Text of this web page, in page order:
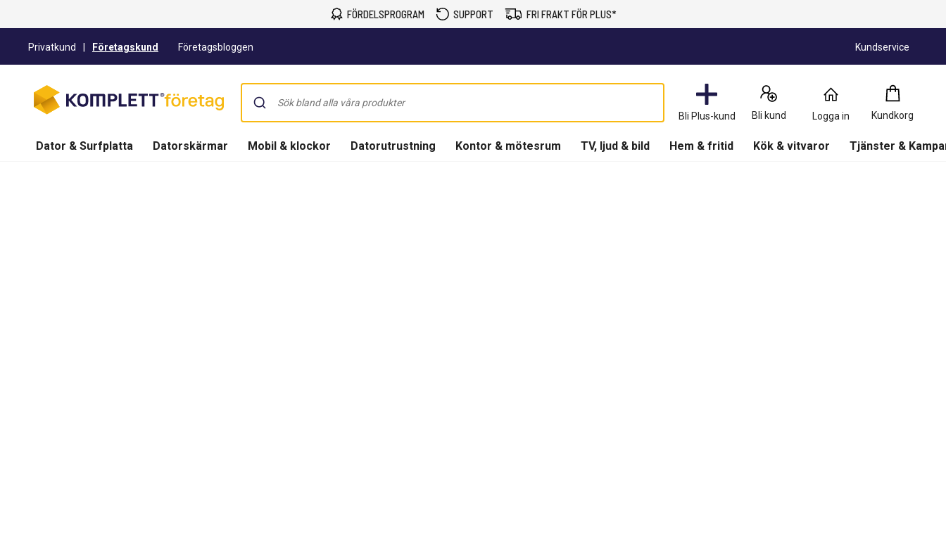
FÖRDELSPROGRAM SUPPORT FRI FRAKT FÖR PLUS*
Privatkund Företagskund Företagsbloggen Kundservice
Bli Plus-kund Bli kund Logga in Kundkorg
Kundkorg
0
Produkter
Dator & Surfplatta Datorskärmar Mobil & klockor Datorutrustning Kontor & mötesrum TV, ljud & bild Hem & fritid Kök & vitvaror Tjänster &